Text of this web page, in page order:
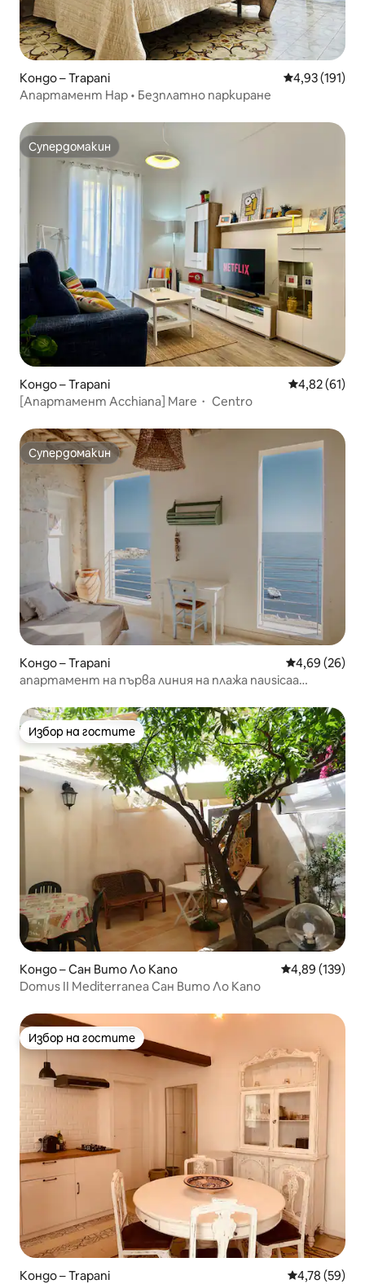
Кондо – Trapani Средна
4,93 (191)
Апартамент Нар • Безплатно паркиране
Супердомакин
Супердомакин
Кондо – Trapani Средна
4,82 (61)
[Апартамент Acchiana] Mare・ Centro
Супердомакин
Супердомакин
Кондо – Trapani Средна
4,69 (26)
апартамент на първа линия на плажа nausicaa
Избор на гостите
Избор на гостите
Кондо – Сан Вито Ло Капо Средна
4,89 (139)
Domus II Mediterranea Сан Вито Ло Капо
Избор на гостите
Избор на гостите
Кондо – Trapani Средна
4,78 (59)